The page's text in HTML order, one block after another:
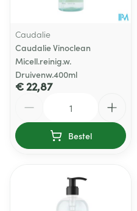
Caudalie
Caudalie Vinoclean
Micell.reinig.w.
Druivenw.400ml
€ 22,87
Bestel